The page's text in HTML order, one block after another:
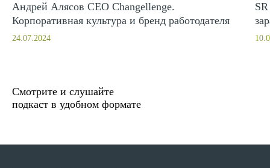
Андрей Алясов CEO Changellenge.
Корпоративная культура и бренд работодателя
24.07.2024
Смотрите и слушайте
подкаст в удобном формате